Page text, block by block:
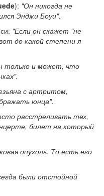
): "Он никогда не
Энджи Боуи".
"Если он скажет "не
до какой степени я
только и может, что
с артритом,
юнца".
расстреливать тех,
билет на который
опухоль. То есть его
были отстойной